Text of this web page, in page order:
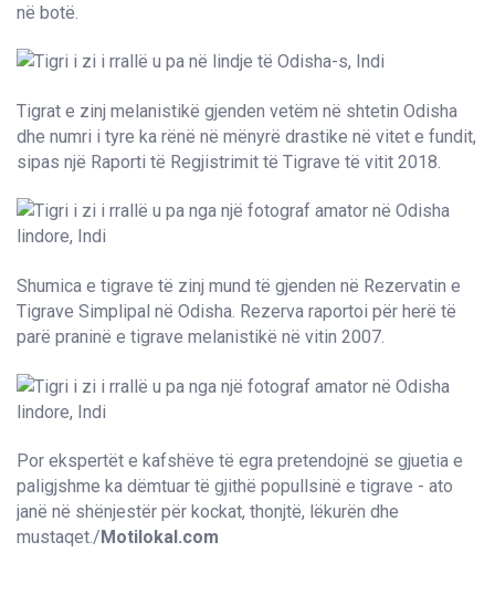
në botë.
Tigrat e zinj melanistikë gjenden vetëm në shtetin Odisha
dhe numri i tyre ka rënë në mënyrë drastike në vitet e fundit,
sipas një Raporti të Regjistrimit të Tigrave të vitit 2018.
Shumica e tigrave të zinj mund të gjenden në Rezervatin e
Tigrave Simplipal në Odisha. Rezerva raportoi për herë të
parë praninë e tigrave melanistikë në vitin 2007.
Por ekspertët e kafshëve të egra pretendojnë se gjuetia e
paligjshme ka dëmtuar të gjithë popullsinë e tigrave - ato
janë në shënjestër për kockat, thonjtë, lëkurën dhe
mustaqet./ Motilokal.com